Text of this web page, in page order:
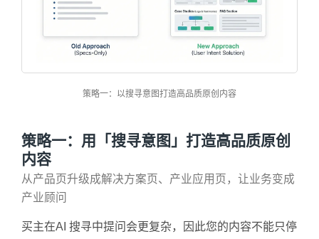
策略一：以搜寻意图打造高品质原创内容
策略一：用「搜寻意图」打造高品质原创
内容
从产品页升级成解决方案页、产业应用页，让业务变成
产业顾问
买主在AI 搜寻中提问会更复杂，因此您的内容不能只停